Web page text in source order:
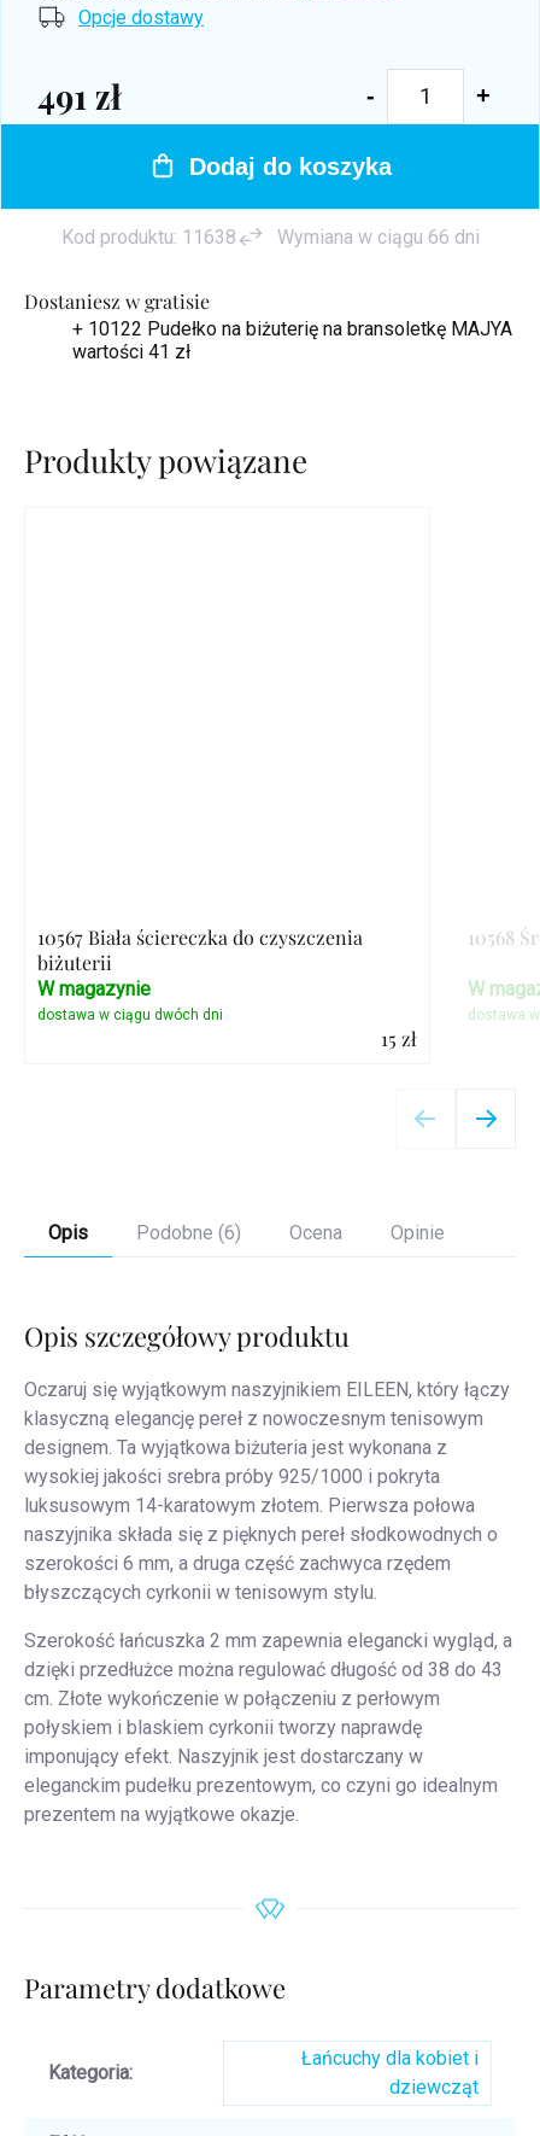
Dostaniesz w gratisie
+ 10122 Pudełko na biżuterię na bransoletkę MAJYA
wartości 41 zł
Opcje dostawy
491 zł
Cena
Dodaj do koszyka
Kod produktu: 11638 Wymiana w ciągu 66 dni
Produkty powiązane
10567 Biała ściereczka do czyszczenia
biżuterii
15 zł
W magazynie
10568
W
Opis Podobne (6) Ocena Opinie
Opis szczegółowy produktu
Oczaruj się wyjątkowym naszyjnikiem EILEEN, który łączy
klasyczną elegancję pereł z nowoczesnym tenisowym
designem. Ta wyjątkowa biżuteria jest wykonana z
wysokiej jakości srebra próby 925/1000 i pokryta
luksusowym 14-karatowym złotem. Pierwsza połowa
naszyjnika składa się z pięknych pereł słodkowodnych o
szerokości 6 mm, a druga część zachwyca rzędem
błyszczących cyrkonii w tenisowym stylu.
Szerokość łańcuszka 2 mm zapewnia elegancki wygląd, a
dzięki przedłużce można regulować długość od 38 do 43
cm. Złote wykończenie w połączeniu z perłowym
połyskiem i blaskiem cyrkonii tworzy naprawdę
imponujący efekt. Naszyjnik jest dostarczany w
eleganckim pudełku prezentowym, co czyni go idealnym
prezentem na wyjątkowe okazje.
Parametry dodatkowe
Kategoria:
Łańcuchy dla kobiet i
dziewcząt